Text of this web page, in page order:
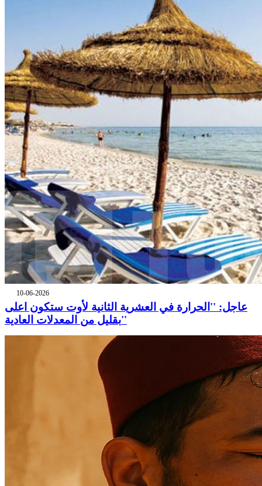
10-06-2026
عاجل: ''الحرارة في العشرية الثانية لأوت ستكون اعلى
بقليل من المعدلات العادية''